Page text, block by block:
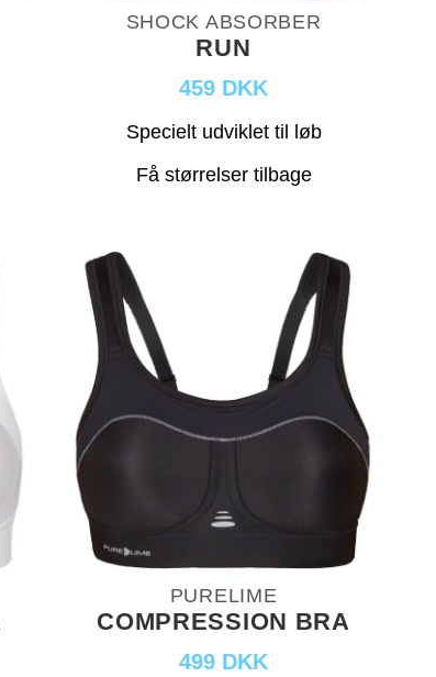
SHOCK ABSORBER
RUN
459 DKK
Specielt udviklet til løb
Få størrelser tilbage
PURELIME
COMPRESSION BRA
499 DKK